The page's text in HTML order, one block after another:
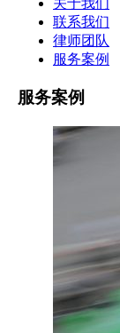
关于我们
联系我们
律师团队
服务案例
服务案例